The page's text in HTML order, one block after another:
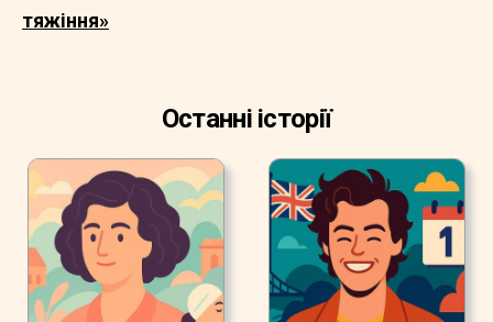
тяжіння»
Останні історії